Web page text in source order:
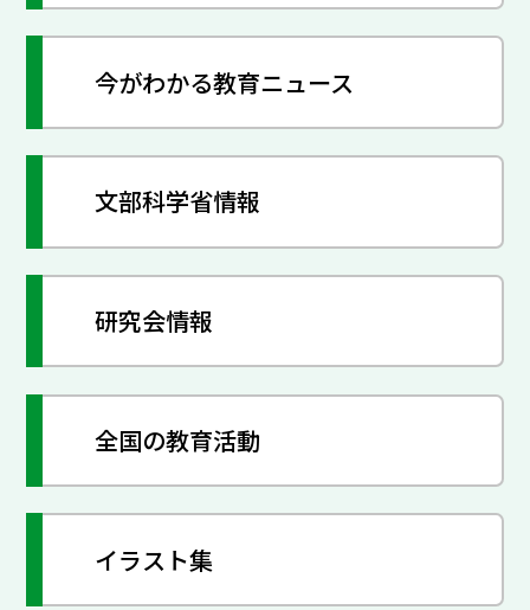
今がわかる教育ニュース
文部科学省情報
研究会情報
全国の教育活動
イラスト集